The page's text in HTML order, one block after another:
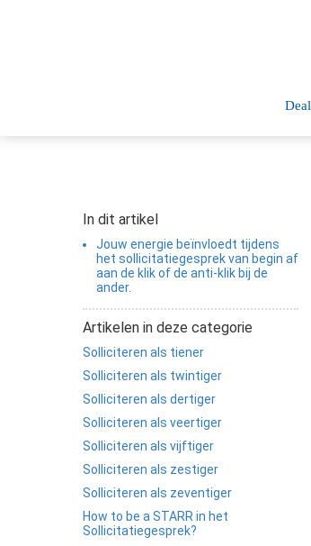
Deal
In dit artikel
Jouw energie beïnvloedt tijdens
het sollicitatiegesprek van begin af
aan de klik of de anti-klik bij de
ander.
Artikelen in deze categorie
Solliciteren als tiener
Solliciteren als twintiger
Solliciteren als dertiger
Solliciteren als veertiger
Solliciteren als vijftiger
Solliciteren als zestiger
Solliciteren als zeventiger
How to be a STARR in het
Sollicitatiegesprek?
tonen
op het
van deze